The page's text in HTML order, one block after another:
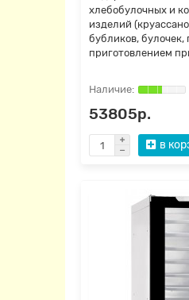
хлебобулочных и
изделий
бубликов,
приготовлением
53805р.
в